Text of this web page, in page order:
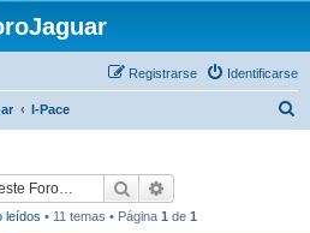
Identificarse
Registrarse
I-Pace
Buscar
leídos • 11 temas • Página 1 de 1